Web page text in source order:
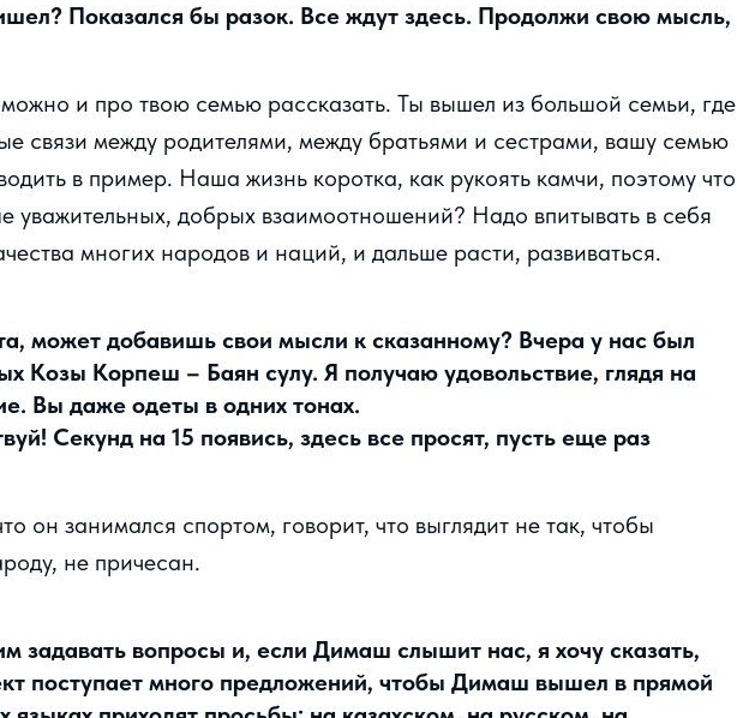
Показался бы разок. Все ждут здесь. Продолжи свою мысль,
можно и про твою семью рассказать. Ты вышел из большой семьи, где
связи между родителями, между братьями и сестрами, вашу семью
в пример. Наша жизнь коротка, как рукоять камчи, поэтому что
уважительных, добрых взаимоотношений? Надо впитывать в себя
многих народов и наций, и дальше расти, развиваться.
может добавишь свои мысли к сказанному? Вчера у нас был
Козы Корпеш – Баян сулу. Я получаю удовольствие, глядя на
Вы даже одеты в одних тонах.
Секунд на 15 появись, здесь все просят, пусть еще раз
он занимался спортом, говорит, что выглядит не так, чтобы
не причесан.
вопросы и, если Димаш слышит нас, я хочу сказать,
поступает много предложений, чтобы Димаш вышел в прямой